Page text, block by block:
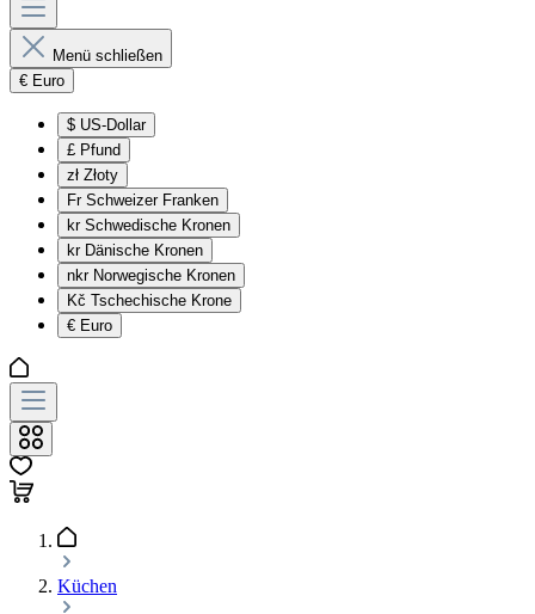
Menü schließen
€ Euro
$ US-Dollar
£ Pfund
zł Złoty
Fr Schweizer Franken
kr Schwedische Kronen
kr Dänische Kronen
nkr Norwegische Kronen
Kč Tschechische Krone
€ Euro
Küchen